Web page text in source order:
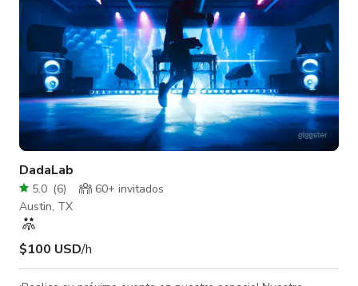
DadaLab
5.0 (6)
60+ invitados
Austin, TX
$100 USD/h